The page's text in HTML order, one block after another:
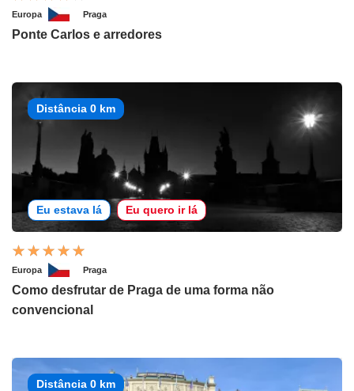
Europa Praga
Ponte Carlos e arredores
Distância 0 km
Eu estava lá Eu quero ir lá
Europa Praga
Como desfrutar de Praga de uma forma não
convencional
Distância 0 km